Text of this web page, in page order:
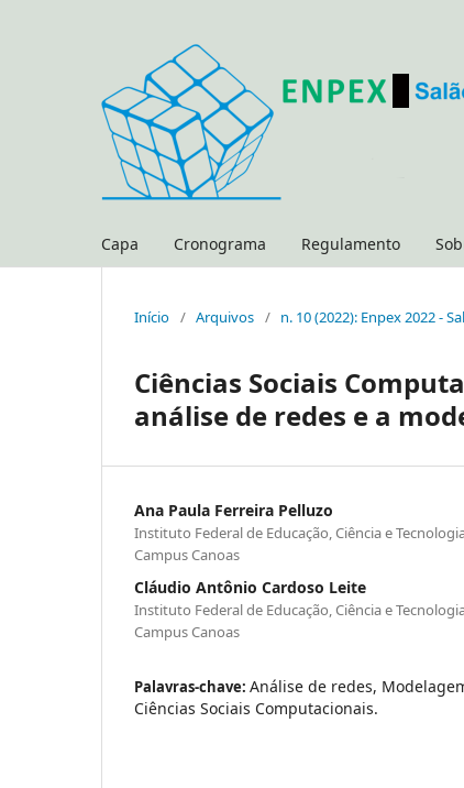
Capa Cronograma Regulamento
Início / Arquivos / n. 10 (2022): Enpex 2022 -
Ciências Sociais
análise de redes e a
Ana Paula Ferreira Pelluzo
Instituto Federal de Educação, Ciência e
Campus Canoas
Cláudio Antônio Cardoso Leite
Instituto Federal de Educação, Ciência e
Campus Canoas
Palavras-chave: Análise de redes,
Ciências Sociais Computacionais.